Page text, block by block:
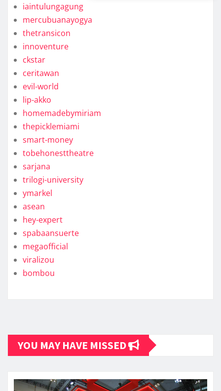
iaintulungagung
mercubuanayogya
thetransicon
innoventure
ckstar
ceritawan
evil-world
lip-akko
homemadebymiriam
thepicklemiami
smart-money
tobehonesttheatre
sarjana
trilogi-university
ymarkel
asean
hey-expert
spabaansuerte
megaofficial
viralizou
bombou
YOU MAY HAVE MISSED